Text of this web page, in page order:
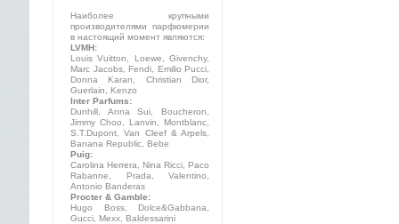
Наиболее крупными
производителями парфюмерии
в настоящий момент являются:
LVMH:
Louis Vuitton, Loewe, Givenchy,
Marc Jacobs, Fendi, Emilio Pucci,
Donna Karan, Christian Dior,
Guerlain, Kenzo
Inter Parfums:
Dunhill, Anna Sui, Boucheron,
Jimmy Choo, Lanvin, Montblanc,
S.T.Dupont, Van Cleef & Arpels,
Banana Republic, Bebe
Puig:
Carolina Herrera, Nina Ricci, Paco
Rabanne, Prada, Valentino,
Antonio Banderas
Procter & Gamble:
Hugo Boss, Dolce&Gabbana,
Gucci, Mexx, Baldessarini